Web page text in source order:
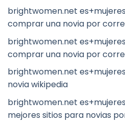
brightwomen.net
comprar una novia por
brightwomen.net
comprar una novia por
brightwomen.net
novia wikipedia
brightwomen.net
mejores sitios para novias